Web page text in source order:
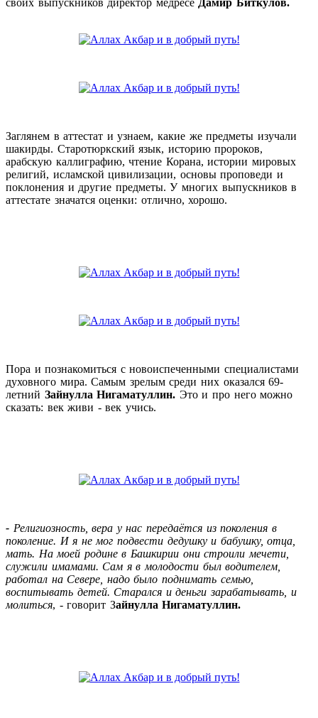
Заглянем в аттестат и узнаем, какие же предметы изучали
шакирды. Старотюркский язык, историю пророков,
арабскую каллиграфию, чтение Корана, истории мировых
религий, исламской цивилизации, основы проповеди и
поклонения и другие предметы. У многих выпускников в
аттестате значатся оценки: отлично, хорошо.
Пора и познакомиться с новоиспеченными специалистами
духовного мира. Самым зрелым среди них оказался 69-
летний Зайнулла Нигаматуллин. Это и про него можно
сказать: век живи - век учись.
- Религиозность, вера у нас передаётся из поколения в
поколение. И я не мог подвести дедушку и бабушку, отца,
мать. На моей родине в Башкирии они строили мечети,
служили имамами. Сам я в молодости был водителем,
работал на Севере, надо было поднимать семью,
воспитывать детей. Старался и деньги зарабатывать, и
молиться, - говорит Зайнулла Нигаматуллин.